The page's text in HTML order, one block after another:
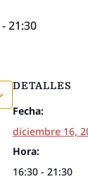
-21:30
DETALLES
Fecha:
diciembre 16,
Hora:
16:30 - 21:30